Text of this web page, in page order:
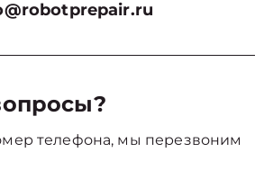
телефона, мы перезвоним